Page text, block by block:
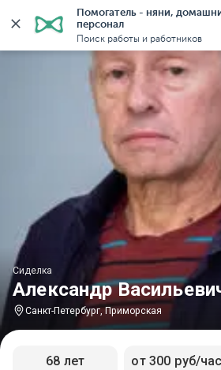
Помогатель - няни,
персонал
Поиск работы и работников
Главная Сиделки Сиделки в
Александр
Сиделка
Санкт-Петербург, Приморская
68 лет от 300 руб/час